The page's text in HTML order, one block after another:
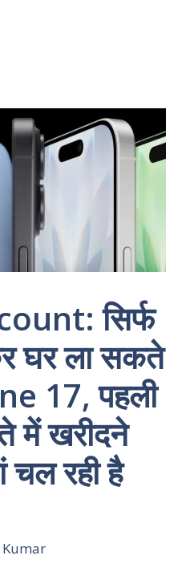
सिर्फ
घर ला सकते
17, पहली
में खरीदने
चल रही है